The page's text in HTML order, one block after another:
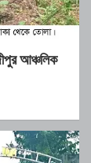
আঞ্চলিক